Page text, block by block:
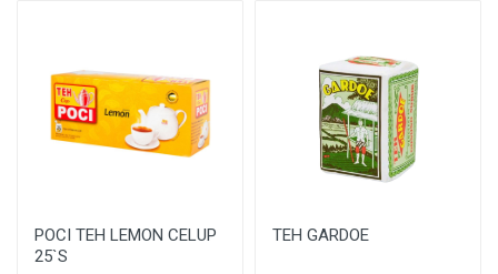
POCI TEH LEMON CELUP
25`S
TEH GARDOE